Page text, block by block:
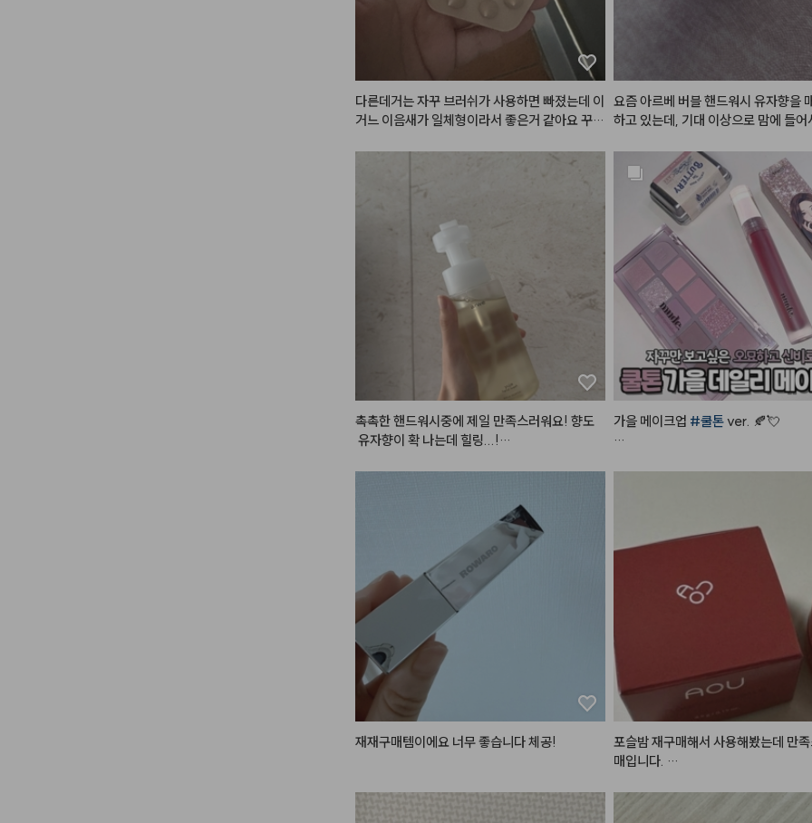
다른데거는 자꾸 브러쉬가 사용하면 빠졌는데 이
거느 이음새가 일체형이라서 좋은거 같아요 꾸준
요즘 아르베 버블 핸드워시 유자향을
하고 있는데, 기대 이상으로 맘에 들어
자 밀도 높고 쫀득한 거품이 풍성하게
서 사용하기 정말 편하고, 식물 유래
자연 유래 추출물이 들어가 피부에 자
하게 사용할 수 있다는 점이 진짜 안
히 인공적이지 않고 마치 진짜 생유자
듯 상큼하고 싱그러운 유자향이 은은
서 씻고 난 후에도 손에 산뜻한 잔향이
게 너무 기분 좋더라고요. 세정력은
도 보습 성분이 풍부해서 손을 자주 씻
가 당기거나 건조해지지 않고 촉촉함
점도 너무 만족스러웠어요. 용기 디자
하고 깔끔해서 욕실 세면대에 올려두
감성적인 인테리어 효과까지 더해주
으로 실용성 좋고 기분도 좋아지는 제
💛🍋
촉촉한 핸드워시중에 제일 만족스러워요! 향도
유자향이 확 나는데 힐링...!
씻고나면 건조한 느낌없이 아주 아주 만족스러운
제품입니다!!!! 글고 화장실에 두기에도 예뻐요
건조함없이 향좋은 (인위적인향X) 핸드워시 찾
으시는 분들께 강추합니다!!!
#헤메코리뷰어
가을 메이크업 #쿨톤 ver. 🍂💘
숄 모먼트 아이섀도우 팔레
일락모먼트 ]
5번 컬러로 눈 두덩이를 전체적으로
9번 컬러로 쌍꺼풀 라인에 음영을 주고
6번 컬러로 눈 두덩이 중앙을 시작으
10번 컬러로 눈 꼬리 음영을 준다
- #스킨푸드
버터리 치크 케이크 [ 01
크림 ]
볼 중앙을 위주로 퍼뜨려준다
- #뮤드 글라세 틴트 [ 06 모브 모어 ]
더 발라준다
재재구매템이에요 너무 좋습니다 체공!
포슬밤 재구매해서 사용해봤는데 만
매입니다.
아요.